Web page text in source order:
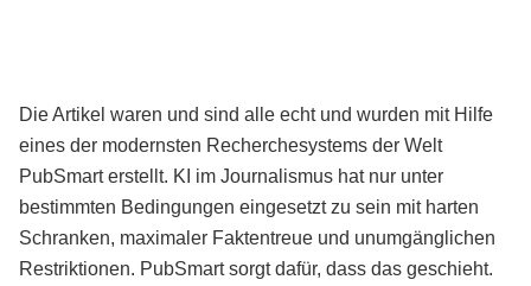
Die Artikel waren und sind alle echt und wurden mit Hilfe
eines der modernsten Recherchesystems der Welt
PubSmart erstellt. KI im Journalismus hat nur unter
bestimmten Bedingungen eingesetzt zu sein mit harten
Schranken, maximaler Faktentreue und unumgänglichen
Restriktionen. PubSmart sorgt dafür, dass das geschieht.